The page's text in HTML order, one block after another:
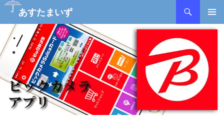
あすたまいず
検
メインメ
ン
テ
ス
ッ